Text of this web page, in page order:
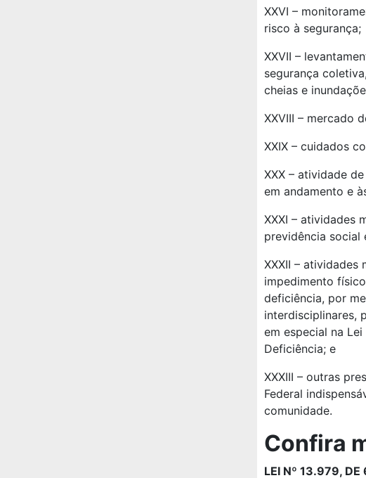
XXVI –
risco à segurança;
XXVII –
segurança
cheias e
XXVIII – mercado
XXIX – cuidados
XXX – atividade
em andamento e
XXXI – atividades
previdência social
XXXII –
impedimento
deficiência, por
interdisciplinares,
em especial na
Deficiência; e
XXXIII – outras
Federal
comunidade.
Confira
LEI Nº 13.979, DE